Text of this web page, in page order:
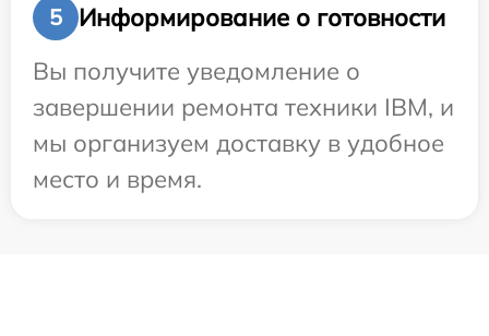
5
Информирование о готовности
Вы получите уведомление о
завершении ремонта техники IBM, и
мы организуем доставку в удобное
место и время.